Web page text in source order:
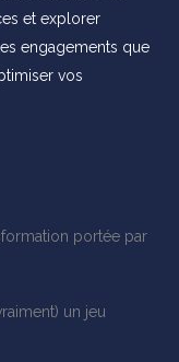
et explorer
engagements que
vos
portée par
un jeu